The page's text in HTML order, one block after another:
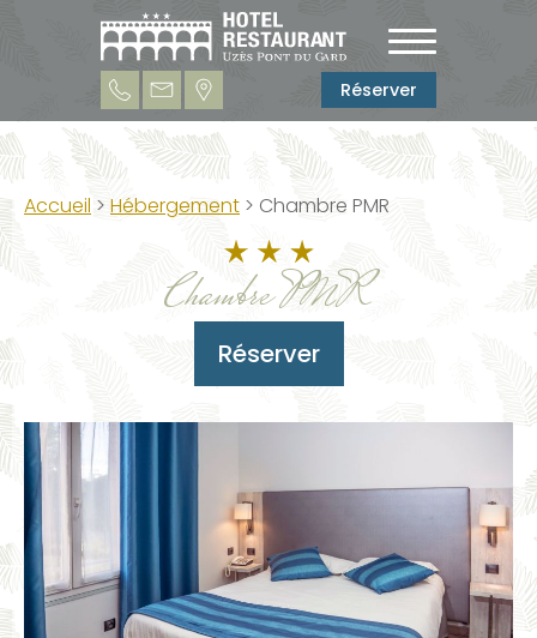
Réserver
Accueil > Hébergement > Chambre PMR
Chambre PMR
Réserver